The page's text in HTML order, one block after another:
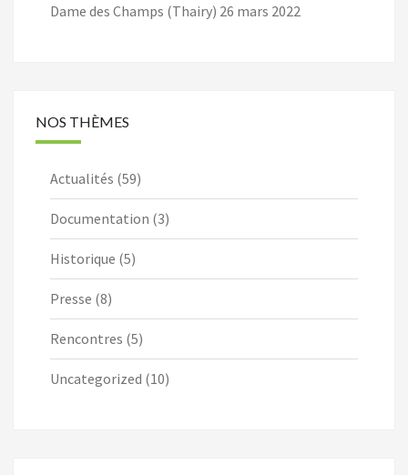
Dame des Champs (Thairy) 26 mars 2022
NOS THÈMES
Actualités (59)
Documentation (3)
Historique (5)
Presse (8)
Rencontres (5)
Uncategorized (10)